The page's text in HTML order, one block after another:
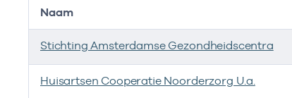
Naam
Stichting Amsterdamse Gezondheidscentra
Huisartsen Cooperatie Noorderzorg U.a.